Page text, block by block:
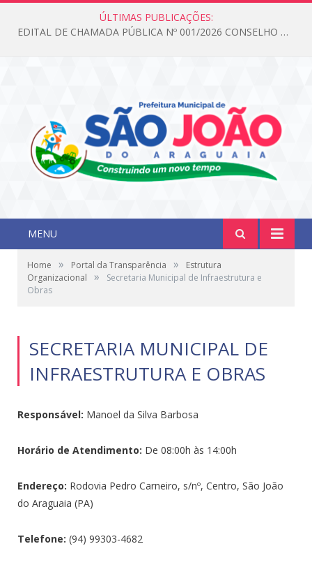
ÚLTIMAS PUBLICAÇÕES:
EDITAL DE CHAMADA PÚBLICA Nº 001/2026 CONSELHO DOS DIREITOS DA CRIANÇA E DO ADOLESCENTE
MENU
Home » Portal da Transparência »
Estrutura
Organizacional
»
Secretaria Municipal de Infraestrutura e
Obras
SECRETARIA MUNICIPAL DE
INFRAESTRUTURA E OBRAS
Responsável: Manoel da Silva Barbosa
Horário de Atendimento: De 08:00h às 14:00h
Endereço: Rodovia Pedro Carneiro, s/nº, Centro, São João
do Araguaia (PA)
Telefone: (94) 99303-4682